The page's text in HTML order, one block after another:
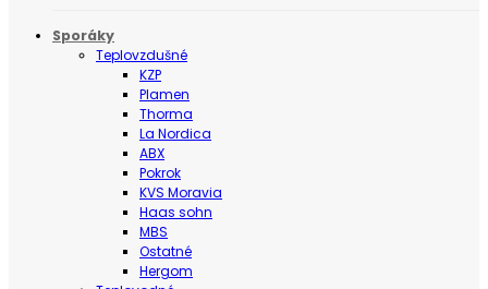
Sporáky
Teplovzdušné
KZP
Plamen
Thorma
La Nordica
ABX
Pokrok
KVS Moravia
Haas sohn
MBS
Ostatné
Hergom